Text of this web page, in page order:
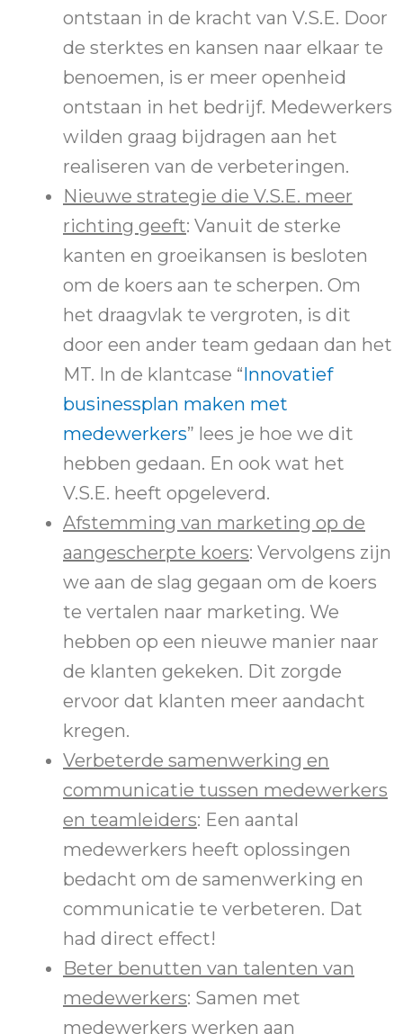
ontstaan in de kracht van V.S.E. Door
de sterktes en kansen naar elkaar te
benoemen, is er meer openheid
ontstaan in het bedrijf. Medewerkers
wilden graag bijdragen aan het
realiseren van de verbeteringen.
Nieuwe strategie die V.S.E. meer
richting geeft: Vanuit de sterke
kanten en groeikansen is besloten
om de koers aan te scherpen. Om
het draagvlak te vergroten, is dit
door een ander team gedaan dan het
MT. In de klantcase “Innovatief
businessplan maken met
medewerkers” lees je hoe we dit
hebben gedaan. En ook wat het
V.S.E. heeft opgeleverd.
Afstemming van marketing op de
aangescherpte koers: Vervolgens zijn
we aan de slag gegaan om de koers
te vertalen naar marketing. We
hebben op een nieuwe manier naar
de klanten gekeken. Dit zorgde
ervoor dat klanten meer aandacht
kregen.
Verbeterde samenwerking en
communicatie tussen medewerkers
en teamleiders: Een aantal
medewerkers heeft oplossingen
bedacht om de samenwerking en
communicatie te verbeteren. Dat
had direct effect!
Beter benutten van talenten van
medewerkers: Samen met
medewerkers werken aan